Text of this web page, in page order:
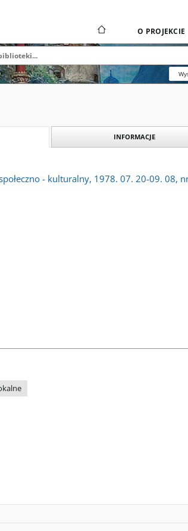
O PROJEKCIE
INFORMACJE
- kulturalny, 1978. 07. 20-09. 08,